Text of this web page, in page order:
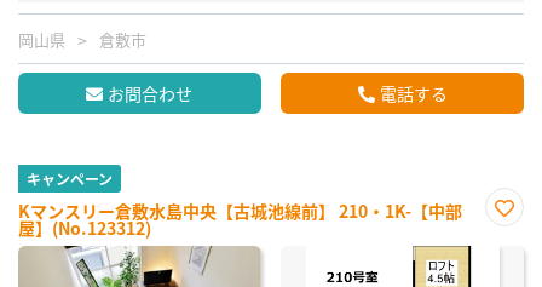
岡山県 倉敷市
お問合わせ 電話する
キャンペーン
Kマンスリー倉敷水島中央【古城池線前】 210・1K-【中部
屋】(No.123312)
に入